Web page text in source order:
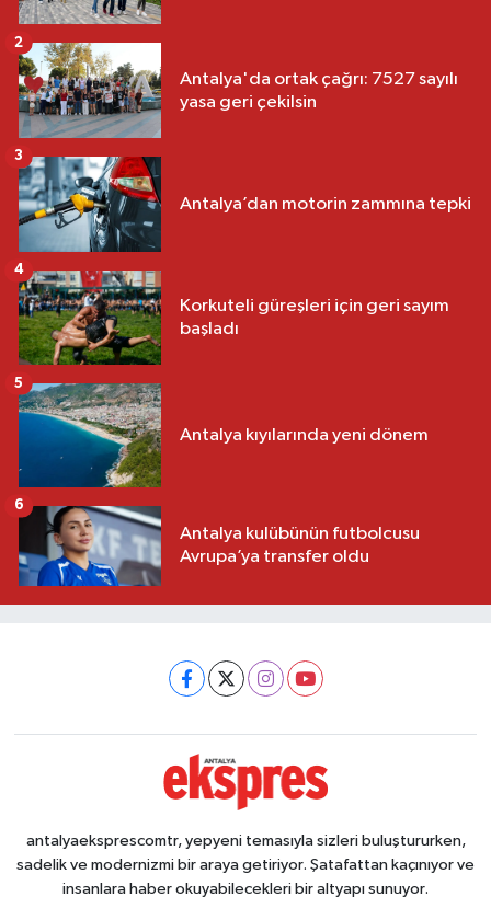
Antalya'da ortak çağrı: 7527 sayılı
yasa geri çekilsin
2
Antalya’dan motorin zammına tepki
3
Korkuteli güreşleri için geri sayım
başladı
4
Antalya kıyılarında yeni dönem
5
Antalya kulübünün futbolcusu
Avrupa’ya transfer oldu
6
antalyaeksprescomtr, yepyeni temasıyla sizleri buluştururken,
sadelik ve modernizmi bir araya getiriyor. Şatafattan kaçınıyor ve
insanlara haber okuyabilecekleri bir altyapı sunuyor.